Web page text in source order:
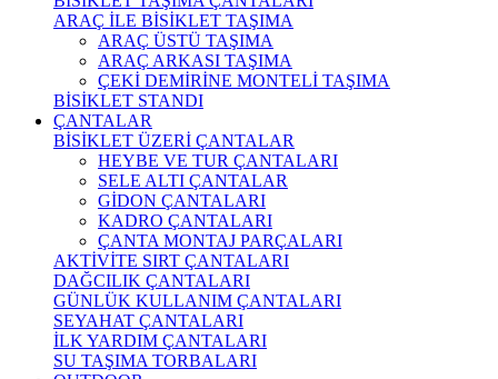
ARAÇ İLE BİSİKLET TAŞIMA
ARAÇ ÜSTÜ TAŞIMA
ARAÇ ARKASI TAŞIMA
ÇEKİ DEMİRİNE MONTELİ TAŞIMA
BİSİKLET STANDI
ÇANTALAR
BİSİKLET ÜZERİ ÇANTALAR
HEYBE VE TUR ÇANTALARI
SELE ALTI ÇANTALAR
GİDON ÇANTALARI
KADRO ÇANTALARI
ÇANTA MONTAJ PARÇALARI
AKTİVİTE SIRT ÇANTALARI
DAĞCILIK ÇANTALARI
GÜNLÜK KULLANIM ÇANTALARI
SEYAHAT ÇANTALARI
İLK YARDIM ÇANTALARI
SU TAŞIMA TORBALARI